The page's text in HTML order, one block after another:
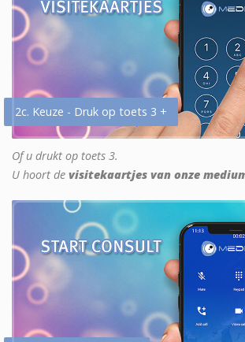
2c. Keuze - Druk op toets 3 +
Of u drukt op toets 3.
U hoort de visitekaartjes van onze